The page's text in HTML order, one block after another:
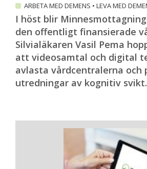
ARBETA MED DEMENS • LEVA MED
I höst blir
den offentligt finansierade
Silvialäkaren Vasil Pema
att videosamtal och digital
avlasta vårdcentralerna och
utredningar av kognitiv svikt.